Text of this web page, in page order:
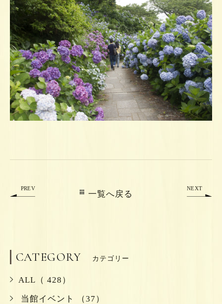
PREV
一覧へ戻る
NEXT
CATEGORY カテゴリー
ALL（ 428）
当館イベント （37）